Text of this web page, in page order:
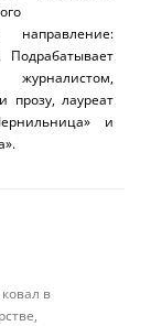
направление:
Подрабатывает
прозу, лауреат
и
в